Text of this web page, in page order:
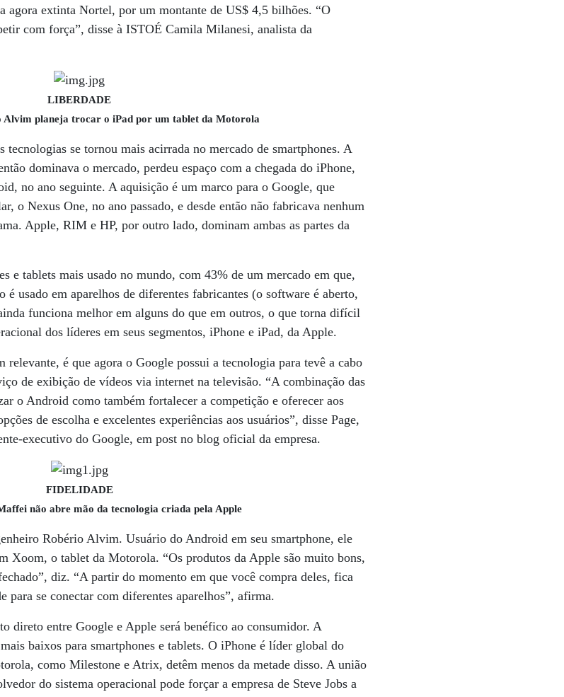
agora extinta Nortel, por um montante de US$ 4,5 bilhões. “O
com força”, disse à ISTOÉ Camila Milanesi, analista da
LIBERDADE
Alvim planeja trocar o iPad por um tablet da Motorola
tecnologias se tornou mais acirrada no mercado de smartphones. A
dominava o mercado, perdeu espaço com a chegada do iPhone,
no ano seguinte. A aquisição é um marco para o Google, que
o Nexus One, no ano passado, e desde então não fabricava nenhum
Apple, RIM e HP, por ou­tro lado, dominam ambas as partes da
e tablets mais usado no mundo, com 43% de um mercado em que,
é usado em aparelhos de diferentes fabricantes (o software é aberto,
funciona melhor em alguns do que em outros, o que torna difícil
dos líderes em seus segmentos, iPhone e iPad, da Apple.
relevante, é que agora o Google possui a tecnologia para tevê a cabo
de exibição de vídeos via internet na televisão. “A combinação das
o Android como também fortalecer a competição e oferecer aos
de escolha e excelentes experiências aos usuários”, disse Page,
executivo do Google, em post no blog oficial da empresa.
FIDELIDADE
não abre mão da tecnologia criada pela Apple
Robério Alvim. Usuário do Android em seu smartphone, ele
Xoom, o tablet da Motorola. “Os produtos da Apple são muito bons,
diz. “A partir do momento em que você compra deles, fica
se conectar com diferentes aparelhos”, afirma.
direto entre Google e Apple será benéfico ao consumidor. A
baixos para smartphones e tablets. O iPhone é líder global do
como Milestone e Atrix, detêm menos da metade disso. A união
do sistema operacional pode forçar a empresa de Steve Jobs a